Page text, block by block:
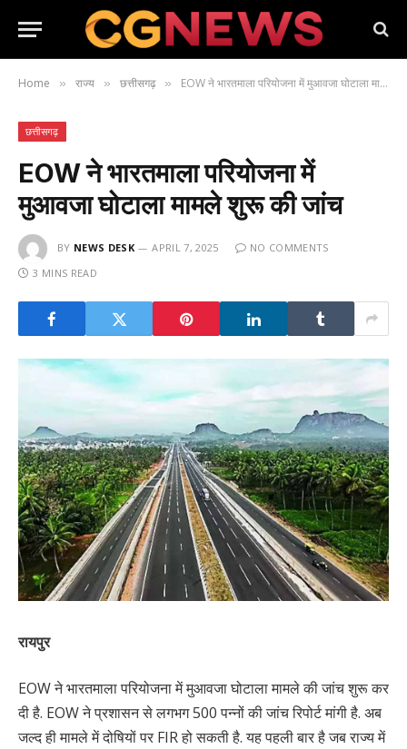
Home » राज्य » छत्तीसगढ़ » EOW ने भारतमाला परियोजना में मुआवजा घोटाला मामले शुरू की जांच
छत्तीसगढ़
EOW ने भारतमाला परियोजना में
मुआवजा घोटाला मामले शुरू की जांच
BY NEWS DESK APRIL 7, 2025
NO COMMENTS
3 MINS READ
रायपुर
EOW ने भारतमाला परियोजना में मुआवजा घोटाला मामले की जांच शुरू कर
दी है. EOW ने प्रशासन से लगभग 500 पन्नों की जांच रिपोर्ट मांगी है. अब
जल्द ही मामले में दोषियों पर FIR हो सकती है. यह पहली बार है जब राज्य में